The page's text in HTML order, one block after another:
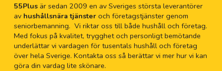
55Plusär sedan 2009 en av Sveriges största leverantörer
av hushållsnära tjänsteroch företagstjänster genom
seniorbemanning. Vi riktar oss till både hushåll och företag.
Med fokus på kvalitet, trygghet och personligt bemötande
underlättar vi vardagen för tusentals hushåll och företag
över hela Sverige. Kontakta oss så berättar vi mer hur vi kan
göra din vardag lite skönare.